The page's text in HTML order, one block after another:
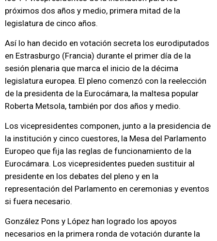
próximos dos años y medio, primera mitad de la
legislatura de cinco años.
Así lo han decido en votación secreta los eurodiputados
en Estrasburgo (Francia) durante el primer día de la
sesión plenaria que marca el inicio de la décima
legislatura europea. El pleno comenzó con la reelección
de la presidenta de la Eurocámara, la maltesa popular
Roberta Metsola, también por dos años y medio.
Los vicepresidentes componen, junto a la presidencia de
la institución y cinco cuestores, la Mesa del Parlamento
Europeo que fija las reglas de funcionamiento de la
Eurocámara. Los vicepresidentes pueden sustituir al
presidente en los debates del pleno y en la
representación del Parlamento en ceremonias y eventos
si fuera necesario.
González Pons y López han logrado los apoyos
necesarios en la primera ronda de votación durante la